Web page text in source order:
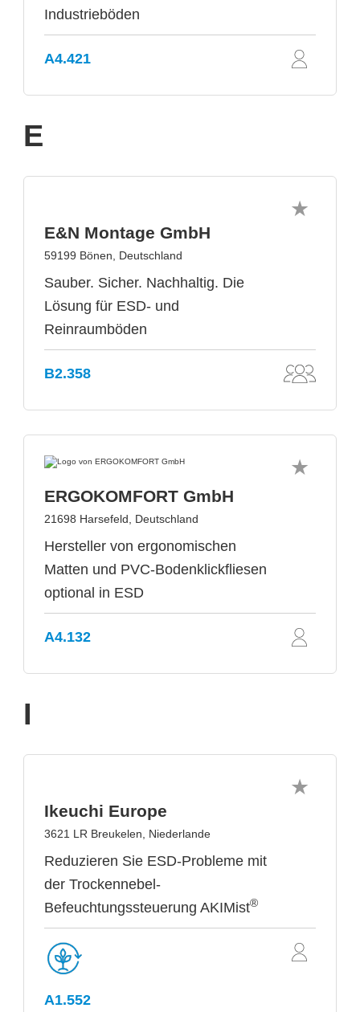
Industrieböden
A4.421
E
E&N Montage GmbH
59199 Bönen, Deutschland
Sauber. Sicher. Nachhaltig. Die
Lösung für ESD- und
Reinraumböden
B2.358
ERGOKOMFORT GmbH
21698 Harsefeld, Deutschland
Hersteller von ergonomischen
Matten und PVC-Bodenklickfliesen
optional in ESD
A4.132
I
Ikeuchi Europe
3621 LR Breukelen, Niederlande
Reduzieren Sie ESD-Probleme mit
der Trockennebel-
Befeuchtungssteuerung AKIMist®
A1.552